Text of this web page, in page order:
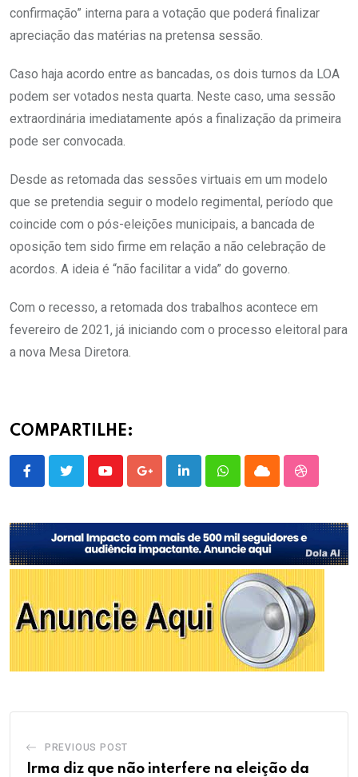
confirmação” interna para a votação que poderá finalizar
apreciação das matérias na pretensa sessão.
Caso haja acordo entre as bancadas, os dois turnos da LOA
podem ser votados nesta quarta. Neste caso, uma sessão
extraordinária imediatamente após a finalização da primeira
pode ser convocada.
Desde as retomada das sessões virtuais em um modelo
que se pretendia seguir o modelo regimental, período que
coincide com o pós-eleições municipais, a bancada de
oposição tem sido firme em relação a não celebração de
acordos. A ideia é “não facilitar a vida” do governo.
Com o recesso, a retomada dos trabalhos acontece em
fevereiro de 2021, já iniciando com o processo eleitoral para
a nova Mesa Diretora.
COMPARTILHE:
YoutubeGoogle+LinkedInWhatsappCloud
PREVIOUS POST
Irma diz que não interfere na eleição da